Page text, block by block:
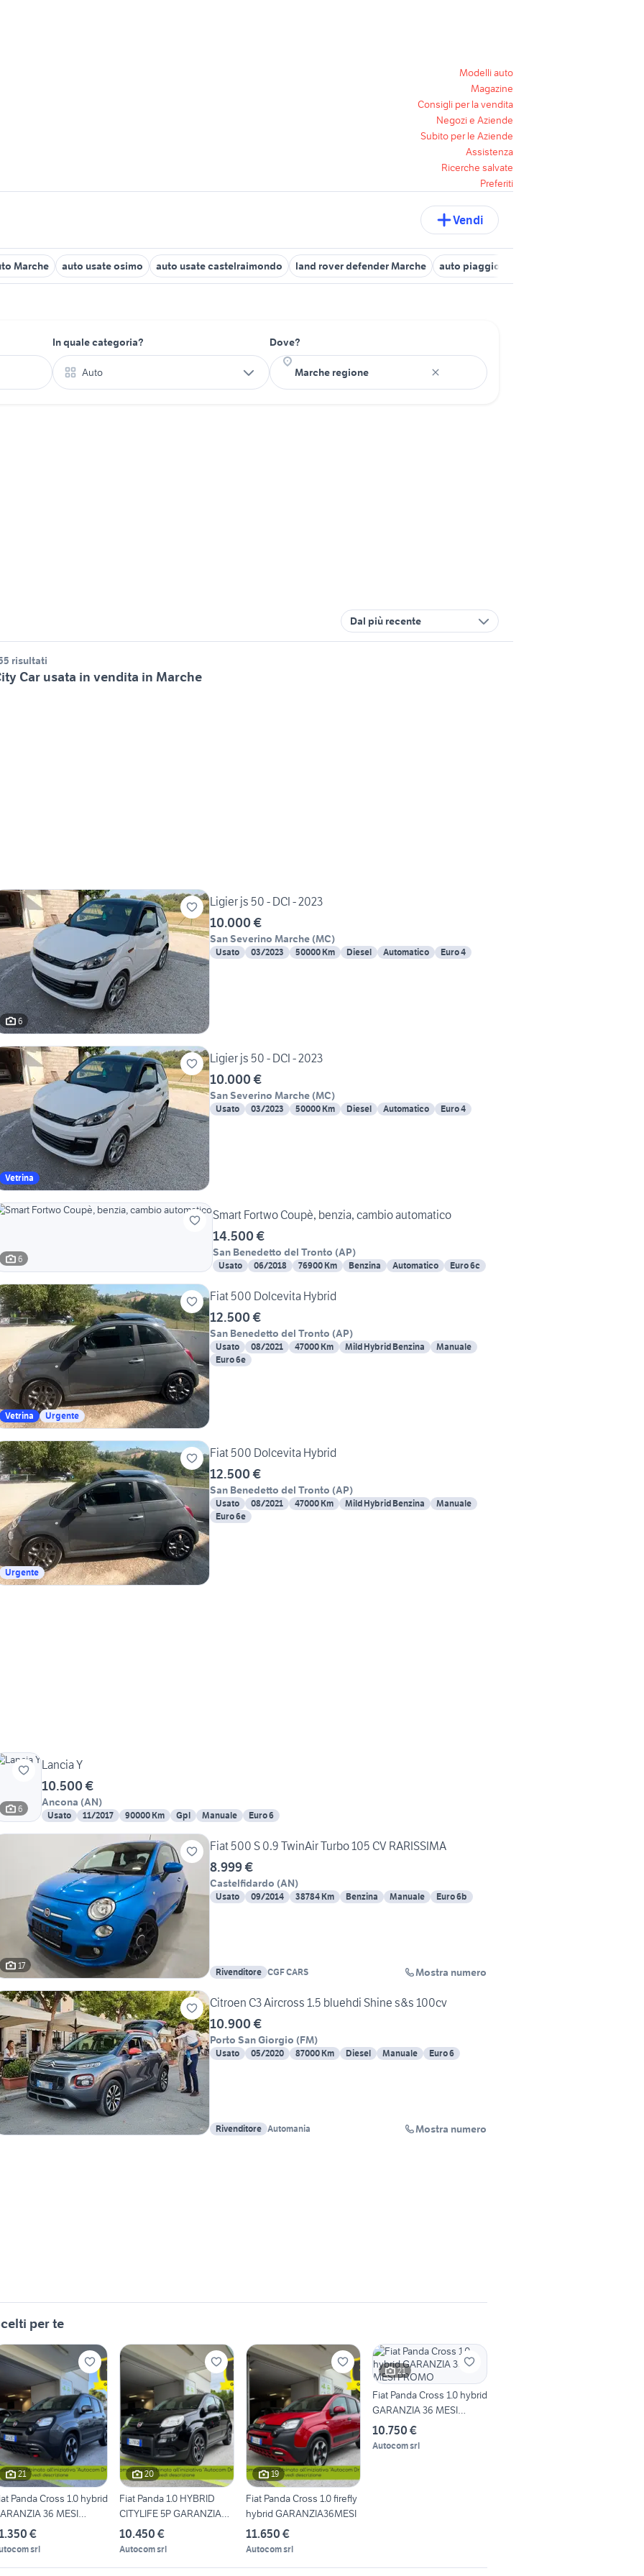
Modelli auto
Magazine
Consigli per la vendita
Negozi e Aziende
Subito per le Aziende
Assistenza
Ricerche salvate
Preferiti
Vendi
Marche auto usate osimo auto usate castelraimondo land rover defender Marche auto piaggio altro Marche
In quale categoria?
Auto
Dove?
Dal più recente
risultati
Car usata in vendita in Marche
6
Ligier js 50 - DCI - 2023
10.000 €
San Severino Marche (MC)
Usato 03/2023 50000 Km Diesel Automatico Euro 4
Vetrina
Ligier js 50 - DCI - 2023
10.000 €
San Severino Marche (MC)
Usato 03/2023 50000 Km Diesel Automatico Euro 4
6
Smart Fortwo Coupè, benzia, cambio automatico
14.500 €
San Benedetto del Tronto (AP)
Usato 06/2018 76900 Km Benzina Automatico Euro 6c
Vetrina Urgente
Fiat 500 Dolcevita Hybrid
12.500 €
San Benedetto del Tronto (AP)
Usato 08/2021 47000 Km Mild Hybrid Benzina
Manuale
Euro 6e
Urgente
Fiat 500 Dolcevita Hybrid
12.500 €
San Benedetto del Tronto (AP)
Usato 08/2021 47000 Km Mild Hybrid Benzina
Manuale
Euro 6e
6
Lancia Y
10.500 €
Ancona (AN)
Usato 11/2017 90000 Km Gpl Manuale Euro 6
17
Fiat 500 S 0.9 TwinAir Turbo 105 CV RARISSIMA
8.999 €
Castelfidardo (AN)
Usato 09/2014 38784 Km Benzina Manuale Euro 6b
Rivenditore CGF CARS Mostra numero
Citroen C3 Aircross 1.5 bluehdi Shine s&s 100cv
10.900 €
Porto San Giorgio (FM)
Usato 05/2020 87000 Km Diesel Manuale Euro 6
Rivenditore Automania Mostra numero
per te
21
Panda Cross 1.0 hybrid
36 MESI
€
srl
20
Fiat Panda 1.0 HYBRID
CITYLIFE 5P GARANZIA
36MESI
10.450 €
Autocom srl
19
Fiat Panda Cross 1.0 firefly
hybrid GARANZIA36MESI
11.650 €
Autocom srl
21
Fiat Panda Cross 1.0 hybrid
GARANZIA 36 MESI
PROMO
10.750 €
Autocom srl